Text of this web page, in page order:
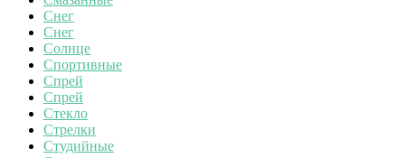
Снег
Снег
Солнце
Спортивные
Спрей
Спрей
Стекло
Стрелки
Студийные